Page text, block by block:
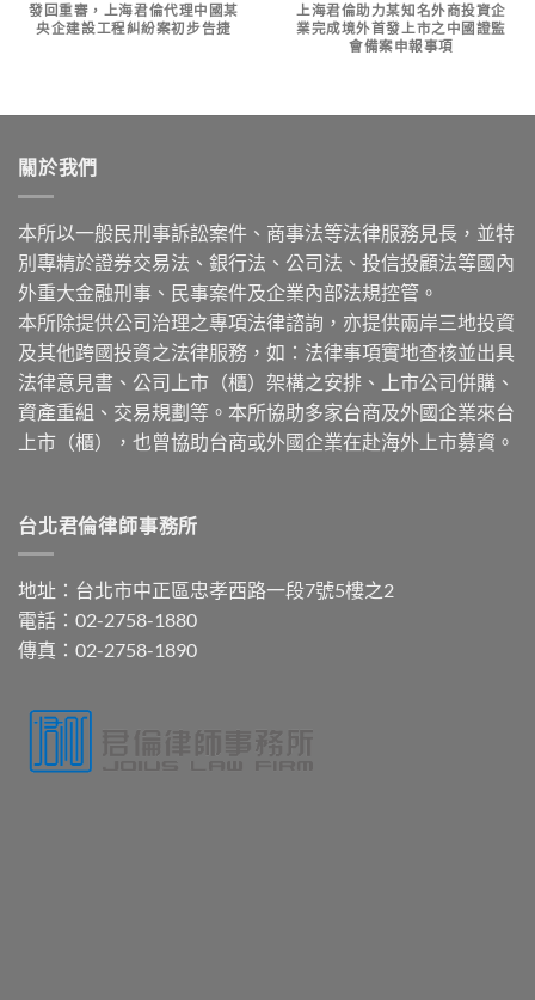
發回重審，上海君倫代理中國某
央企建設工程糾紛案初步告捷
上海君倫助力某知名外商投資企
業完成境外首發上市之中國證監
會備案申報事項
關於我們
本所以一般民刑事訴訟案件、商事法等法律服務見長，並特
別專精於證券交易法、銀行法、公司法、投信投顧法等國內
外重大金融刑事、民事案件及企業內部法規控管。
本所除提供公司治理之專項法律諮詢，亦提供兩岸三地投資
及其他跨國投資之法律服務，如：法律事項實地查核並出具
法律意見書、公司上市（櫃）架構之安排、上市公司併購、
資產重組、交易規劃等。本所協助多家台商及外國企業來台
上市（櫃），也曾協助台商或外國企業在赴海外上市募資。
台北君倫律師事務所
地址：台北市中正區忠孝西路一段7號5樓之2
電話：02-2758-1880
傳真：02-2758-1890